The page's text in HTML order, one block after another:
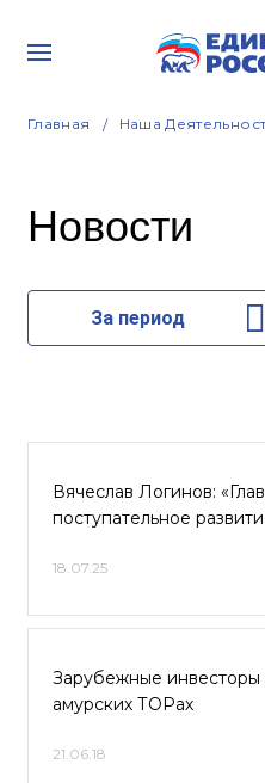
Главная Наша
Новости
За период
Вячеслав Логинов:
поступательное
18.07.25
Зарубежные инвесторы
амурских ТОРах
21.06.18